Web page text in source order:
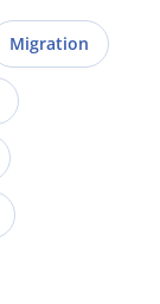
Migration